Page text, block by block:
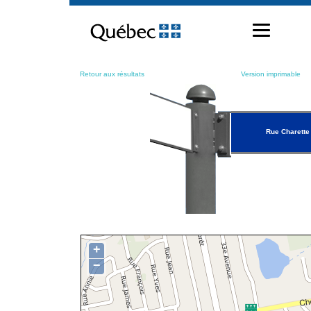
contenu
Retour aux résultats Version imprimable
Rue Charette
+
−